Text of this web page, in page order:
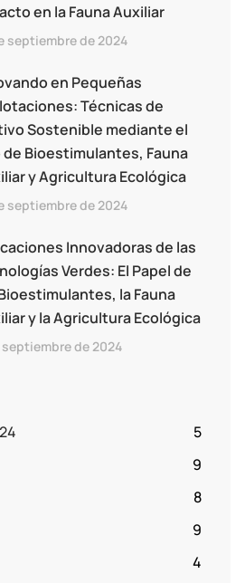
en la Fauna Auxiliar
septiembre de 2024
en Pequeñas
Técnicas de
Sostenible mediante el
de Bioestimulantes, Fauna
y Agricultura Ecológica
septiembre de 2024
Innovadoras de las
Verdes: El Papel de
la Fauna
y la Agricultura Ecológica
septiembre de 2024
5
9
8
9
4